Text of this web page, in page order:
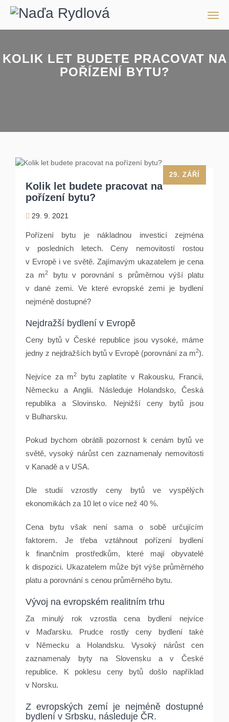
KOLIK LET BUDETE PRACOVAT NA
POŘÍZENÍ BYTU?
Kolik let budete pracovat na
pořízení bytu?
29. 9. 2021
29. ZÁŘÍ
Pořízení bytu je nákladnou investicí zejména
v posledních letech. Ceny nemovitostí rostou
v Evropě i ve světě. Zajímavým ukazatelem je cena
za m2
bytu v porovnání s průměrnou výší platu
v dané zemi. Ve které evropské zemi je bydlení
nejméně dostupné?
Nejdražší bydlení v Evropě
Ceny bytů v České republice jsou vysoké, máme
jedny z nejdražších bytů v Evropě (porovnání za m2).
Nejvíce za m2
bytu zaplatíte v Rakousku, Francii,
Německu a Anglii. Následuje Holandsko, Česká
republika a Slovinsko. Nejnižší ceny bytů jsou
v Bulharsku.
Pokud bychom obrátili pozornost k cenám bytů ve
světě, vysoký nárůst cen zaznamenaly nemovitosti
v Kanadě a v USA.
Dle studií vzrostly ceny bytů ve vyspělých
ekonomikách za 10 let o více než 40 %.
Cena bytu však není sama o sobě určujícím
faktorem. Je třeba vztáhnout pořízení bydlení
k finančním prostředkům, které mají obyvatelé
k dispozici. Ukazatelem může být výše průměrného
platu a porovnání s cenou průměrného bytu.
Vývoj na evropském realitním trhu
Za minulý rok vzrostla cena bydlení nejvíce
v Maďarsku. Prudce rostly ceny bydlení také
v Německu a Holandsku. Vysoký nárůst cen
zaznamenaly byty na Slovensku a v České
republice. K poklesu ceny bytů došlo například
v Norsku.
Z evropských zemí je nejméně dostupné
bydlení v Srbsku, následuje ČR.